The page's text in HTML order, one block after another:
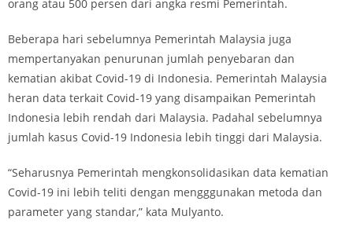
orang atau 500 persen dari angka resmi Pemerintah.
Beberapa hari sebelumnya Pemerintah Malaysia juga
mempertanyakan penurunan jumlah penyebaran dan
kematian akibat Covid-19 di Indonesia. Pemerintah Malaysia
heran data terkait Covid-19 yang disampaikan Pemerintah
Indonesia lebih rendah dari Malaysia. Padahal sebelumnya
jumlah kasus Covid-19 Indonesia lebih tinggi dari Malaysia.
“Seharusnya Pemerintah mengkonsolidasikan data kematian
Covid-19 ini lebih teliti dengan mengggunakan metoda dan
parameter yang standar,” kata Mulyanto.